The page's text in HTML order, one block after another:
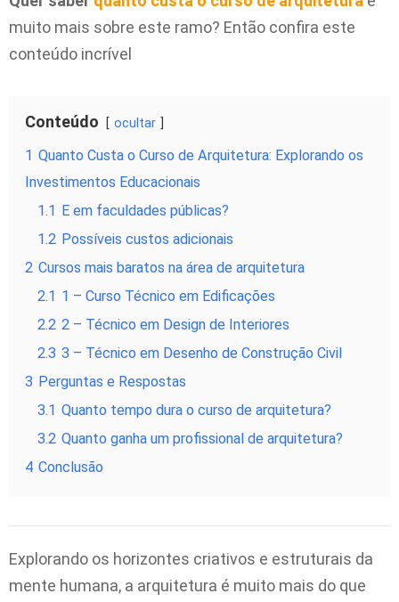
muito mais sobre este ramo? Então confira este
conteúdo incrível
Conteúdo ocultar
1 Quanto Custa o Curso de Arquitetura: Explorando os
Investimentos Educacionais
1.1 E em faculdades públicas?
1.2 Possíveis custos adicionais
2 Cursos mais baratos na área de arquitetura
2.1 1 – Curso Técnico em Edificações
2.2 2 – Técnico em Design de Interiores
2.3 3 – Técnico em Desenho de Construção Civil
3 Perguntas e Respostas
3.1 Quanto tempo dura o curso de arquitetura?
3.2 Quanto ganha um profissional de arquitetura?
4 Conclusão
Explorando os horizontes criativos e estruturais da
mente humana, a arquitetura é muito mais do que